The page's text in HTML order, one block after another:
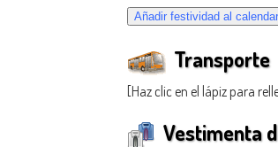
Transporte
[Haz clic en el lápiz para
Vestimenta